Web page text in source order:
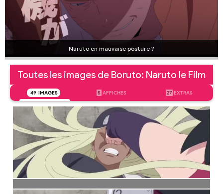
Naruto en mauvaise posture ?
Toutes les images de Boruto: Naruto le Film
49 IMAGES 5 AFFICHES 27 EXTRAS